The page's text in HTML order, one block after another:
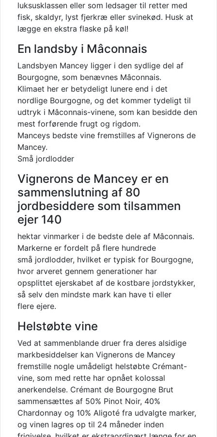
luksusklassen eller som ledsager til retter med
fisk, skaldyr, lyst fjerkræ eller svinekød. Husk at
lægge en ekstra flaske på køl!
En landsby i Mâconnais
Landsbyen Mancey ligger i den sydlige del af
Bourgogne, som benævnes Mâconnais.
Klimaet her er betydeligt lunere end i det
nordlige Bourgogne, og det kommer tydeligt til
udtryk i Mâconnais-vinene, som kan besidde den
mest forførende frugt og rigdom.
Manceys bedste vine fremstilles af Vignerons de
Mancey.
Små jordlodder
Vignerons de Mancey er en
sammenslutning af 80
jordbesiddere som tilsammen
ejer 140
hektar vinmarker i de bedste dele af Mâconnais.
Markerne er fordelt på flere hundrede
små jordlodder, hvilket er typisk for Bourgogne,
hvor arveret gennem generationer har
opsplittet ejerskabet af de kostbare jordstykker,
så selv den mindste mark kan have ti eller
flere ejere.
Helstøbte vine
Ved at sammenblande druer fra deres alsidige
markbesiddelser kan Vignerons de Mancey
fremstille nogle umådeligt helstøbte Crémant-
vine, som med rette har opnået kolossal
anerkendelse. Crémant de Bourgogne Brut
sammensættes af 50% Pinot Noir, 40%
Chardonnay og 10% Aligoté fra udvalgte marker,
og vinen lagres op til 24 måneder inden